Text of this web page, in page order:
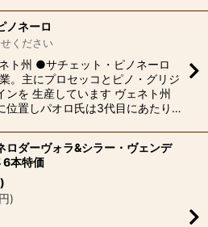
ノネーロ
ください
ト州 ●サチェット・ピノネーロ
。主にプロセッコとピノ・グリジ
ンを 生産しています ヴェネト州
位置しパオロ氏は3代目にあたり…
ロダーヴォラ&シラー・ヴェンデ
6本特価
円)